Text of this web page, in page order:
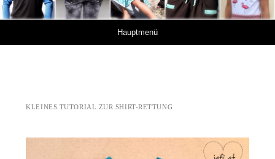
Hauptmenü
KLEINES TUTORIAL ZUR SHIRT-RETTUNG